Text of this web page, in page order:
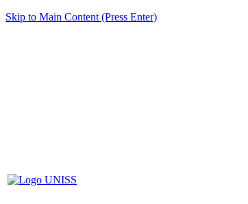
Skip to Main Content (Press Enter)